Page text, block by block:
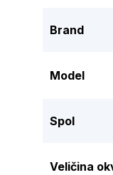
Brand
Model
Spol
Veličina